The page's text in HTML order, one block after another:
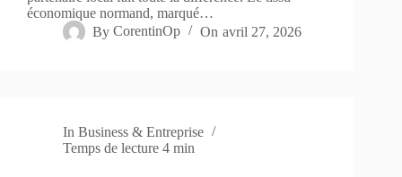
économique normand, marqué…
By CorentinOp On avril 27, 2026
In Business & Entreprise
Temps de lecture 4 min